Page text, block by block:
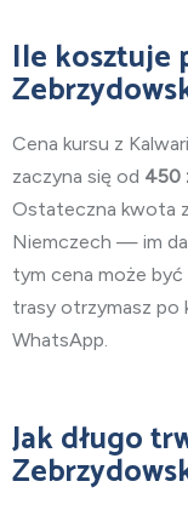
Ile kosztuje
Cena kursu z
zaczyna się od 450
Ostateczna kwota
Niemczech — im
tym cena może być
trasy otrzymasz po
WhatsApp.
Jak długo